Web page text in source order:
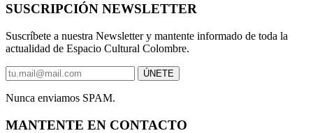
SUSCRIPCIÓN NEWSLETTER
Suscríbete a nuestra Newsletter y mantente informado de toda la
actualidad de Espacio Cultural Colombre.
Nunca enviamos SPAM.
MANTENTE EN CONTACTO